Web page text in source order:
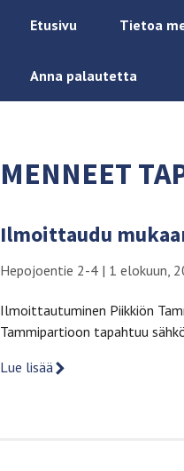
Etusivu Tietoa
Anna palautetta
MENNEET
Ilmoittaudu
Hepojoentie 2-4 | 1 elokuun,
Ilmoittautuminen Piikkiön
Tammipartioon tapahtuu
Lue lisää